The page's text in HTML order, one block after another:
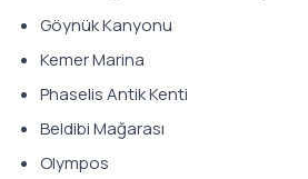
Göynük Kanyonu
Kemer Marina
Phaselis Antik Kenti
Beldibi Mağarası
Olympos